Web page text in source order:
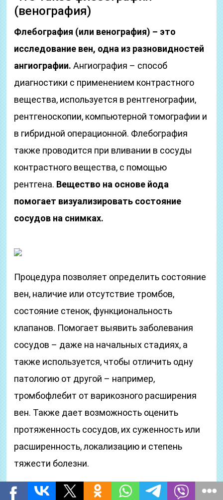
(венография)
Флебография (или венография) – это
исследование вен, одна из разновидностей
ангиографии. Ангиография – способ
диагностики с применением контрастного
вещества, используется в рентгенографии,
рентгеноскопии, компьютерной томографии и
в гибридной операционной. Флебография
также проводится при вливании в сосуды
контрастного вещества, с помощью
рентгена. Вещество на основе йода
помогает визуализировать состояние
сосудов на снимках.
Процедура позволяет определить состояние
вен, наличие или отсутствие тромбов,
состояние стенок, функциональность
клапанов. Помогает выявить заболевания
сосудов – даже на начальных стадиях, а
также используется, чтобы отличить одну
патологию от другой – например,
тромбофлебит от варикозного расширения
вен. Также дает возможность оценить
протяженность сосудов, их суженность или
расширенность, локализацию и степень
тяжести болезни.
Флебография вен делится на две